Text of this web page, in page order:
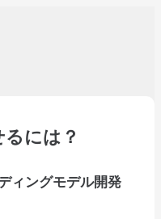
には？
ィングモデル開発